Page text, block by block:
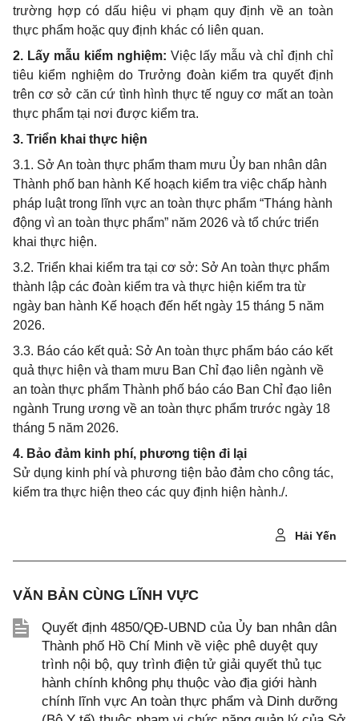
trường hợp có dấu hiệu vi phạm quy định về an toàn
thực phẩm hoặc quy định khác có liên quan.
2. Lấy mẫu kiểm nghiệm: Việc lấy mẫu và chỉ định chỉ
tiêu kiểm nghiệm do Trưởng đoàn kiểm tra quyết định
trên cơ sở căn cứ tình hình thực tế nguy cơ mất an toàn
thực phẩm tại nơi được kiểm tra.
3. Triển khai thực hiện
3.1. Sở An toàn thực phẩm tham mưu Ủy ban nhân dân
Thành phố ban hành Kế hoạch kiểm tra việc chấp hành
pháp luật trong lĩnh vực an toàn thực phẩm “Tháng hành
động vì an toàn thực phẩm” năm 2026 và tổ chức triển
khai thực hiện.
3.2. Triển khai kiểm tra tại cơ sở: Sở An toàn thực phẩm
thành lập các đoàn kiểm tra và thực hiện kiểm tra từ
ngày ban hành Kế hoạch đến hết ngày 15 tháng 5 năm
2026.
3.3. Báo cáo kết quả: Sở An toàn thực phẩm báo cáo kết
quả thực hiện và tham mưu Ban Chỉ đạo liên ngành về
an toàn thực phẩm Thành phố báo cáo Ban Chỉ đạo liên
ngành Trung ương về an toàn thực phẩm trước ngày 18
tháng 5 năm 2026.
4. Bảo đảm kinh phí, phương tiện đi lại
Sử dụng kinh phí và phương tiện bảo đảm cho công tác,
kiểm tra thực hiện theo các quy định hiện hành./.
Hải Yến
VĂN BẢN CÙNG LĨNH VỰC
Quyết định 4850/QĐ-UBND của Ủy ban nhân dân
Thành phố Hồ Chí Minh về việc phê duyệt quy
trình nội bộ, quy trình điện tử giải quyết thủ tục
hành chính không phụ thuộc vào địa giới hành
chính lĩnh vực An toàn thực phẩm và Dinh dưỡng